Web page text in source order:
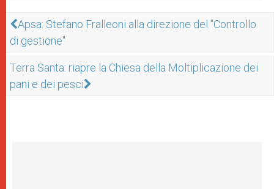
Apsa: Stefano Fralleoni alla direzione del "Controllo
di gestione"
Terra Santa: riapre la Chiesa della Moltiplicazione dei
pani e dei pesci